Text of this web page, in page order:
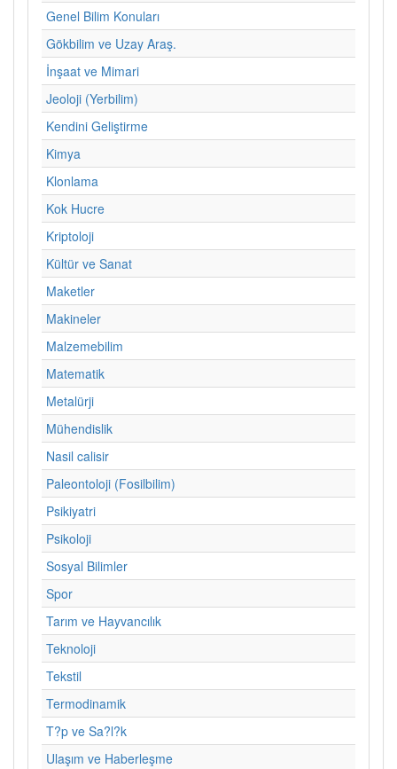
Genel Bilim Konuları
Gökbilim ve Uzay Araş.
İnşaat ve Mimari
Jeoloji (Yerbilim)
Kendini Geliştirme
Kimya
Klonlama
Kok Hucre
Kriptoloji
Kültür ve Sanat
Maketler
Makineler
Malzemebilim
Matematik
Metalürji
Mühendislik
Nasil calisir
Paleontoloji (Fosilbilim)
Psikiyatri
Psikoloji
Sosyal Bilimler
Spor
Tarım ve Hayvancılık
Teknoloji
Tekstil
Termodinamik
T?p ve Sa?l?k
Ulaşım ve Haberleşme